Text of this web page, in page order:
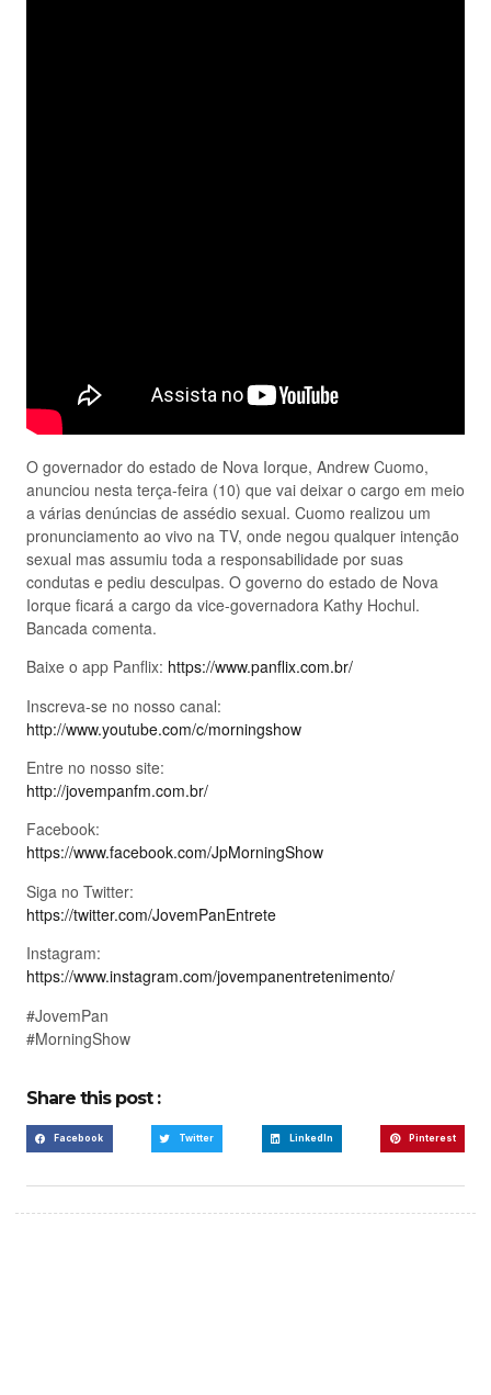
O governador do estado de Nova Iorque, Andrew Cuomo,
anunciou nesta terça-feira (10) que vai deixar o cargo em meio
a várias denúncias de assédio sexual. Cuomo realizou um
pronunciamento ao vivo na TV, onde negou qualquer intenção
sexual mas assumiu toda a responsabilidade por suas
condutas e pediu desculpas. O governo do estado de Nova
Iorque ficará a cargo da vice-governadora Kathy Hochul.
Bancada comenta.
Baixe o app Panflix: https://www.panflix.com.br/
Inscreva-se no nosso canal:
http://www.youtube.com/c/morningshow
Entre no nosso site:
http://jovempanfm.com.br/
Facebook:
https://www.facebook.com/JpMorningShow
Siga no Twitter:
https://twitter.com/JovemPanEntrete
Instagram:
https://www.instagram.com/jovempanentretenimento/
#JovemPan
#MorningShow
Share this post :
Facebook Twitter LinkedIn Pinterest